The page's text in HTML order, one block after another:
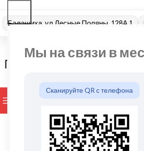
Мы на связи в
Сканируйте QR с телефона
Балашиха, ул Лесные Поляны, 128А 1
ПРОСМОТР КАТЕГОРИЙ